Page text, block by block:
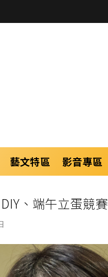
藝文特區 影音專區
、端午立蛋競賽